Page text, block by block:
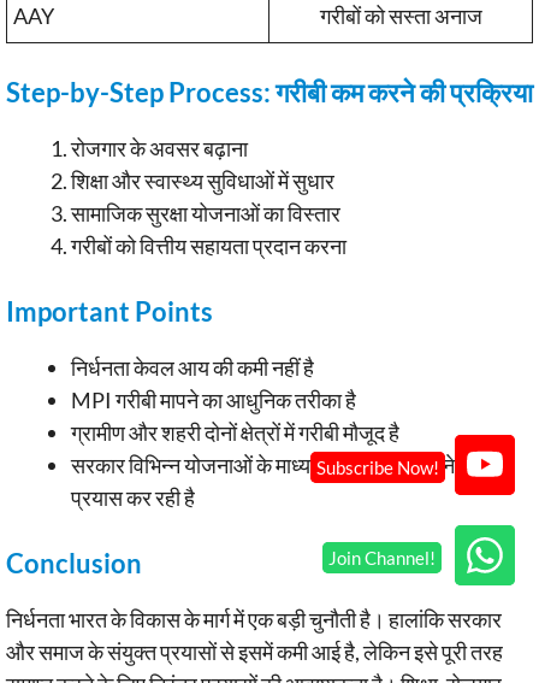
AAY
गरीबों को सस्ता अनाज
Step-by-Step Process: गरीबी कम करने की प्रक्रिया
रोजगार के अवसर बढ़ाना
शिक्षा और स्वास्थ्य सुविधाओं में सुधार
सामाजिक सुरक्षा योजनाओं का विस्तार
गरीबों को वित्तीय सहायता प्रदान करना
Important Points
निर्धनता केवल आय की कमी नहीं है
MPI गरीबी मापने का आधुनिक तरीका है
ग्रामीण और शहरी दोनों क्षेत्रों में गरीबी मौजूद है
सरकार विभिन्न योजनाओं के माध्यम से गरीबी कम करने का
प्रयास कर रही है
Conclusion
निर्धनता भारत के विकास के मार्ग में एक बड़ी चुनौती है। हालांकि सरकार
और समाज के संयुक्त प्रयासों से इसमें कमी आई है, लेकिन इसे पूरी तरह